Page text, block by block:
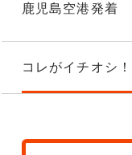
鹿児島空港発着
コレがイチオシ！